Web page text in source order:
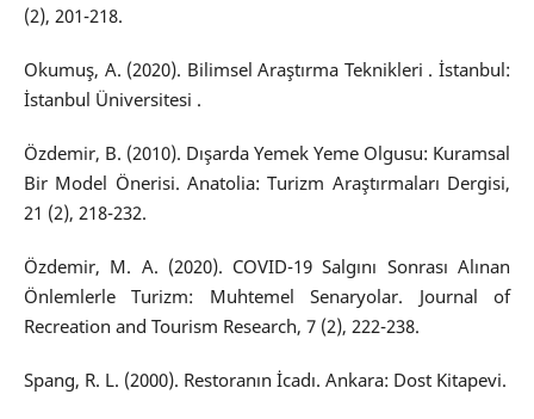
(2), 201-218.
Okumuş, A. (2020). Bilimsel Araştırma Teknikleri . İstanbul:
İstanbul Üniversitesi .
Özdemir, B. (2010). Dışarda Yemek Yeme Olgusu: Kuramsal
Bir Model Önerisi. Anatolia: Turizm Araştırmaları Dergisi,
21 (2), 218-232.
Özdemir, M. A. (2020). COVID-19 Salgını Sonrası Alınan
Önlemlerle Turizm: Muhtemel Senaryolar. Journal of
Recreation and Tourism Research, 7 (2), 222-238.
Spang, R. L. (2000). Restoranın İcadı. Ankara: Dost Kitapevi.